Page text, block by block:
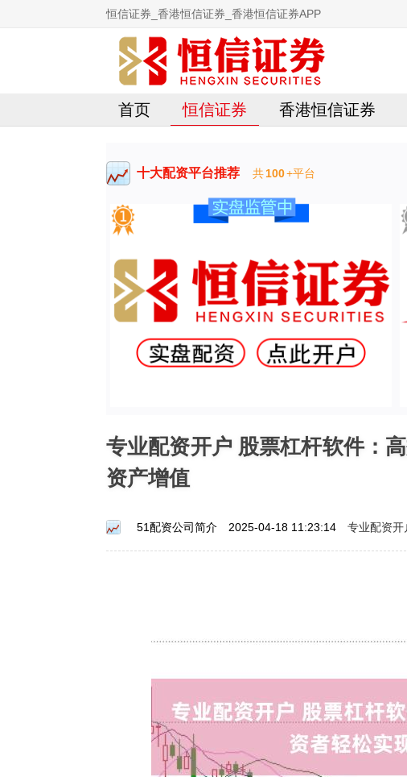
恒信证券_香港恒信证券_香港恒信证券APP
首页 恒信证券 香港恒信证券
十大配资平台推荐 共100+平台
专业配资开户 股票杠杆软件：
资产增值
51配资公司简介 2025-04-18 11:23:14 专业配资开